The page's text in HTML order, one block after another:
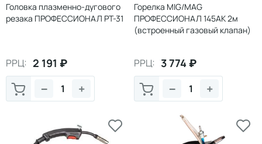
Головка плазменно-дугового
резака ПРОФЕССИОНАЛ РТ-31
РРЦ: 2 191 ₽
+
−
Горелка MIG/MAG
ПРОФЕССИОНАЛ 145АК 2м
(встроенный газовый клапан)
РРЦ: 3 774 ₽
+
−